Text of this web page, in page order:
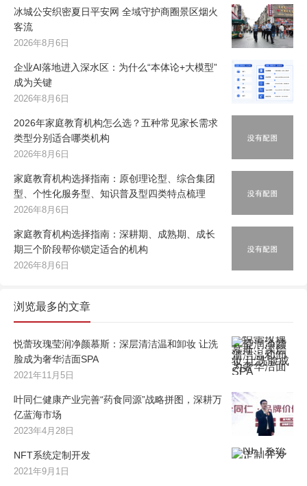
冰城公安织密夏日平安网 全域守护商圈景区烟火
客流
2026年8月6日
企业AI落地进入深水区：为什么“本体论+大模型”
成为关键
2026年8月6日
2026年家庭教育机构怎么选？五种常见家长需求
类型分别适合哪类机构
2026年8月6日
家庭教育机构选择指南：原创理论型、综合集团
型、个性化服务型、知识普及型四类特点梳理
2026年8月6日
家庭教育机构选择指南：深耕期、成熟期、成长
期三个阶段帮你锁定适合的机构
2026年8月6日
浏览最多的文章
悦蕾玫瑰莹润净颜慕斯：深层清洁温和卸妆 让洗
脸成为奢华洁面SPA
2021年11月5日
叶同仁健康产业完善“药食同源”战略拼图，深耕万
亿蓝海市场
2023年4月28日
NFT系统定制开发
2021年9月1日